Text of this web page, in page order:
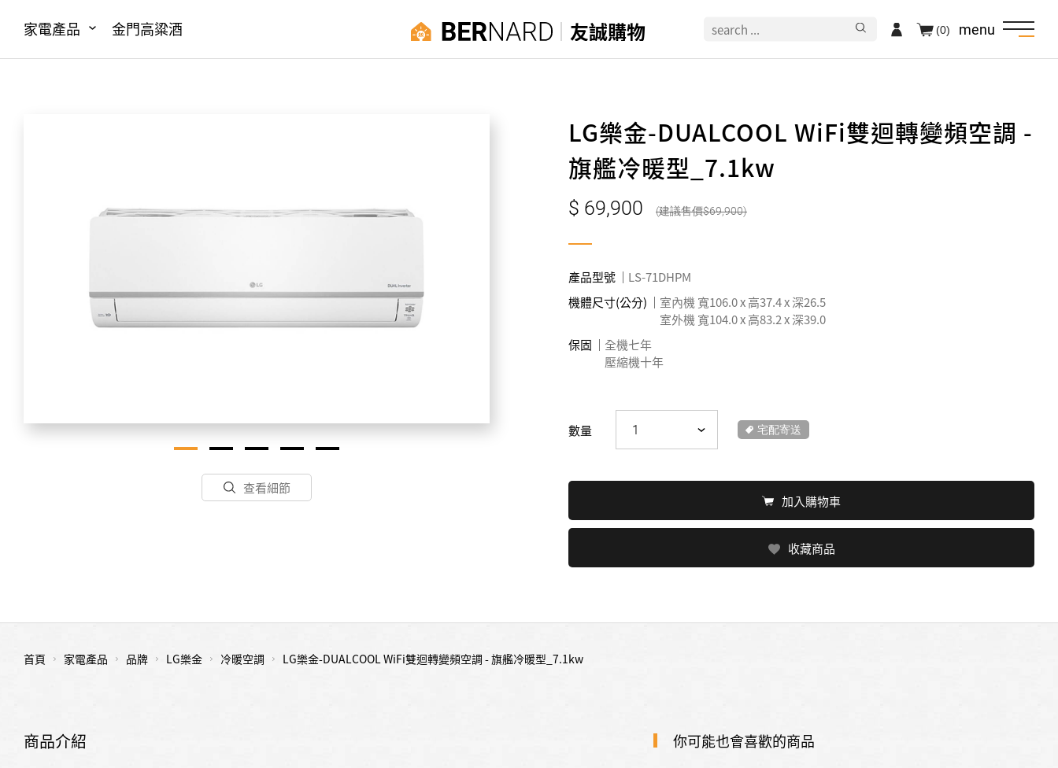
家電產品 金門高粱酒 友誠購物 menu
(0)
查看細節
LG樂金-DUALCOOL WiFi雙迴轉變頻空調 -
旗艦冷暖型_7.1kw
69,900 69,900
產品型號
LS-71DHPM
機體尺寸(公分)
室內機 寬106.0 x 高37.4 x 深26.5
室外機 寬104.0 x 高83.2 x 深39.0
保固
全機七年
壓縮機十年
數量 宅配寄送
加入購物車
收藏商品
首頁 家電產品 品牌 LG樂金 冷暖空調 LG樂金-DUALCOOL WiFi雙迴轉變頻空調 - 旗艦冷暖型_7.1kw
商品介紹 你可能也會喜歡的商品